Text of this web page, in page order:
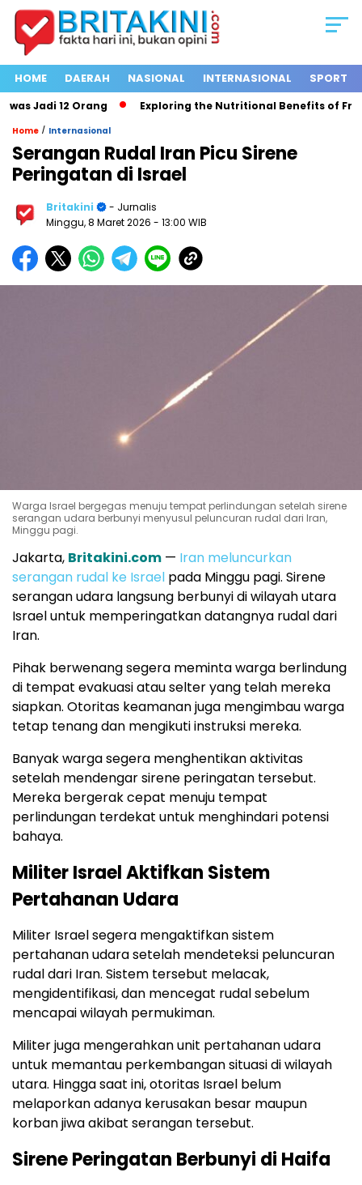
HOME DAERAH NASIONAL INTERNASIONAL SPORT
Jadi 12 Orang Exploring the Nutritional Benefits of Fruits
Home / Internasional
Serangan Rudal Iran Picu Sirene
Peringatan di Israel
Britakini
- Jurnalis
Minggu, 8 Maret 2026 - 13:00 WIB
Warga Israel bergegas menuju tempat perlindungan setelah sirene
serangan udara berbunyi menyusul peluncuran rudal dari Iran,
Minggu pagi.
Jakarta, Britakini.com — Iran meluncurkan
serangan rudal ke Israel pada Minggu pagi. Sirene
serangan udara langsung berbunyi di wilayah utara
Israel untuk memperingatkan datangnya rudal dari
Iran.
Pihak berwenang segera meminta warga berlindung
di tempat evakuasi atau selter yang telah mereka
siapkan. Otoritas keamanan juga mengimbau warga
tetap tenang dan mengikuti instruksi mereka.
Banyak warga segera menghentikan aktivitas
setelah mendengar sirene peringatan tersebut.
Mereka bergerak cepat menuju tempat
perlindungan terdekat untuk menghindari potensi
bahaya.
Militer Israel Aktifkan Sistem
Pertahanan Udara
Militer Israel segera mengaktifkan sistem
pertahanan udara setelah mendeteksi peluncuran
rudal dari Iran. Sistem tersebut melacak,
mengidentifikasi, dan mencegat rudal sebelum
mencapai wilayah permukiman.
Militer juga mengerahkan unit pertahanan udara
untuk memantau perkembangan situasi di wilayah
utara. Hingga saat ini, otoritas Israel belum
melaporkan adanya kerusakan besar maupun
korban jiwa akibat serangan tersebut.
Sirene Peringatan Berbunyi di Haifa